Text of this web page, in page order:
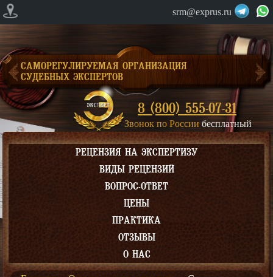
srm@exprus.ru
САМОРЕГУЛИРУЕМАЯ ОРГАНИЗАЦИЯ
СУДЕБНЫХ ЭКСПЕРТОВ
8 (800) 555-07-31
Звонок по России бесплатный
РЕЦЕНЗИЯ НА ЭКСПЕРТИЗУ
ВИДЫ РЕЦЕНЗИЙ
ВОПРОС-ОТВЕТ
ЦЕНЫ
ПРАКТИКА
ОТЗЫВЫ
О НАС